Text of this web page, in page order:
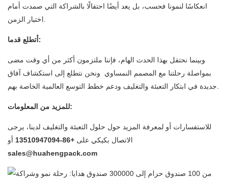
انعكاسًا لنمونا فحسب، بل يعد أيضًا احتفالًا بالشراكة التي صمدت أمام
اختبار الزمن.
أتطلع قدما:
وبينما نحتفل بهذا الحدث الهام، فإننا ملتزمون أكثر من أي وقت مضى
بمواصلة رحلتنا مع المصمم النمساوي ونحن نتطلع إلى استكشاف آفاق
جديدة في ابتكار التعبئة والتغليف ودعم خطط التوسع العالمية الخاصة بهم.
للمزيد من المعلومات:
للاستفسارات أو لمعرفة المزيد حول حلول التعبئة والتغليف لدينا، يرجى
الاتصال بكيكي على +86-13510947094
أو
sales@huahengpack.com